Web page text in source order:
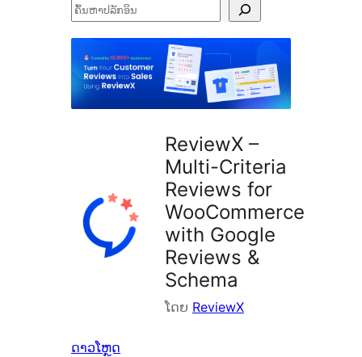
ຄົ້ນ
ລັກ
ອິນ
ReviewX –
Multi-Criteria
Reviews for
WooCommerce
with Google
Reviews &
Schema
ໂດຍ ReviewX
ດາວໂຫຼດ